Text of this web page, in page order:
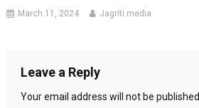
March 11, 2024 Jagriti media
Leave a Reply
Your email address will not be published.